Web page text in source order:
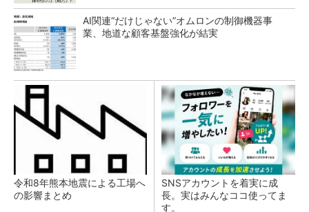
AI関連“だけじゃない”オムロンの制御機器事
業、地道な顧客基盤強化が結実
令和8年熊本地震による工場へ
の影響まとめ
SNSアカウントを着実に成
長。実はみんなココ使ってま
す。